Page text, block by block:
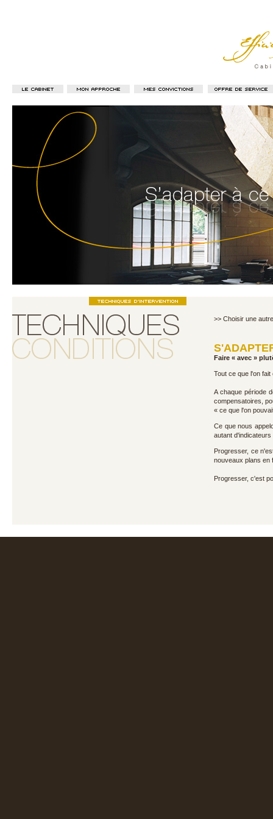
>> Choisir une
Faire « avec »
Tout ce que l'on
A chaque période
compensatoires,
« ce que l'on
Ce que nous
autant
Progresser, ce
nouveaux plans en
Progresser, c'est